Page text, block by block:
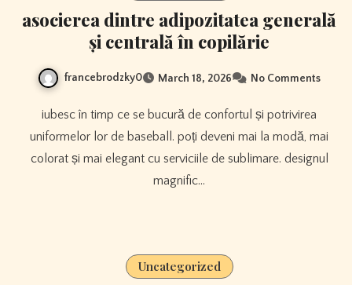
asocierea dintre adipozitatea generală
și centrală în copilărie
francebrodzky0 March 18, 2026 No Comments
iubesc în timp ce se bucură de confortul și potrivirea
uniformelor lor de baseball. poți deveni mai la modă, mai
colorat și mai elegant cu serviciile de sublimare. designul
magnific…
Uncategorized